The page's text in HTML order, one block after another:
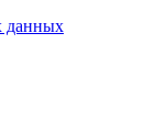
данных